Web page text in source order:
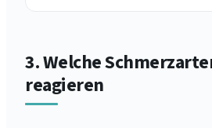
3. Welche
reagieren